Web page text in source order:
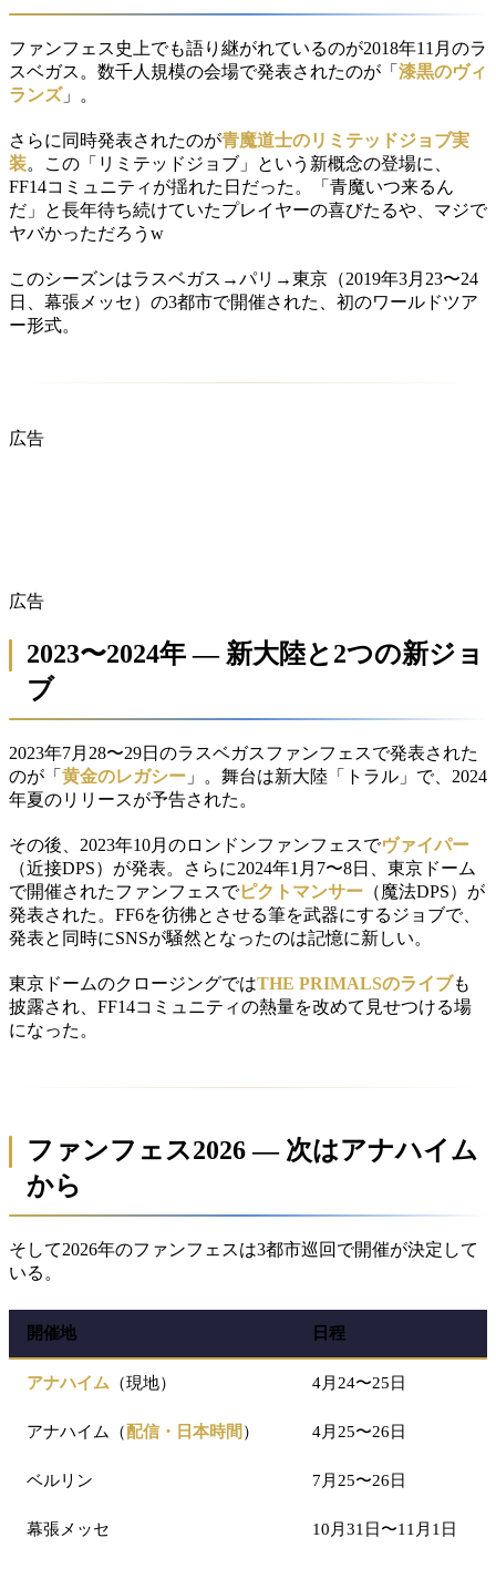
ファンフェス史上でも語り継がれているのが2018年11月のラ
スベガス。数千人規模の会場で発表されたのが「 漆黒のヴィ
ランズ」。
さらに同時発表されたのが青魔道士のリミテッドジョブ実
装。この「リミテッドジョブ」という新概念の登場に、
FF14コミュニティが揺れた日だった。「青魔いつ来るん
だ」と長年待ち続けていたプレイヤーの喜びたるや、マジで
ヤバかっただろうw
このシーズンはラスベガス→パリ→東京（2019年3月23〜24
日、幕張メッセ）の3都市で開催された、初のワールドツア
ー形式。
広告
広告
2023〜2024年 — 新大陸と2つの新ジョ
ブ
2023年7月28〜29日のラスベガスファンフェスで発表された
のが「 黄金のレガシー 」。舞台は新大陸「トラル」で、2024
年夏のリリースが予告された。
その後、2023年10月のロンドンファンフェスでヴァイパー
（近接DPS）が発表。さらに2024年1月7〜8日、東京ドーム
で開催されたファンフェスでピクトマンサー （魔法DPS）が
発表された。FF6を彷彿とさせる筆を武器にするジョブで、
発表と同時にSNSが騒然となったのは記憶に新しい。
東京ドームのクロージングではTHE PRIMALSのライブも
披露され、FF14コミュニティの熱量を改めて見せつける場
になった。
ファンフェス2026 — 次はアナハイム
から
そして2026年のファンフェスは3都市巡回で開催が決定して
いる。
開催地 日程
アナハイム （現地） 4月24〜25日
アナハイム（配信・日本時間 ） 4月25〜26日
ベルリン 7月25〜26日
幕張メッセ 10月31日〜11月1日